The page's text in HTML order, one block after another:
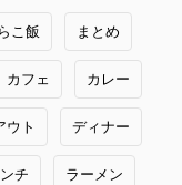
こ飯 まとめ
カフェ カレー
ウト ディナー
チ ラーメン